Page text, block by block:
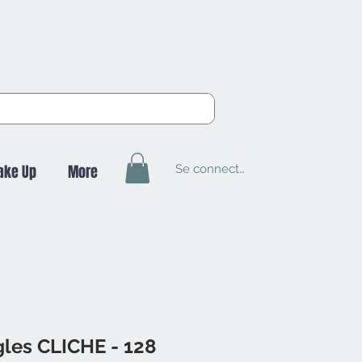
Up More Se connecter
CLICHE - 128